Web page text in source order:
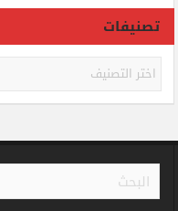
تصنيفات
تصنيفات